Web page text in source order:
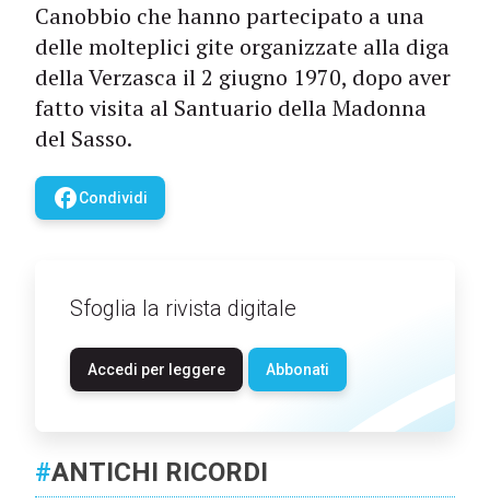
Canobbio che hanno partecipato a una
delle molteplici gite organizzate alla diga
della Verzasca il 2 giugno 1970, dopo aver
fatto visita al Santuario della Madonna
del Sasso.
facebookCondividi
Sfoglia la rivista digitale
Accedi per leggere Abbonati
#ANTICHI RICORDI